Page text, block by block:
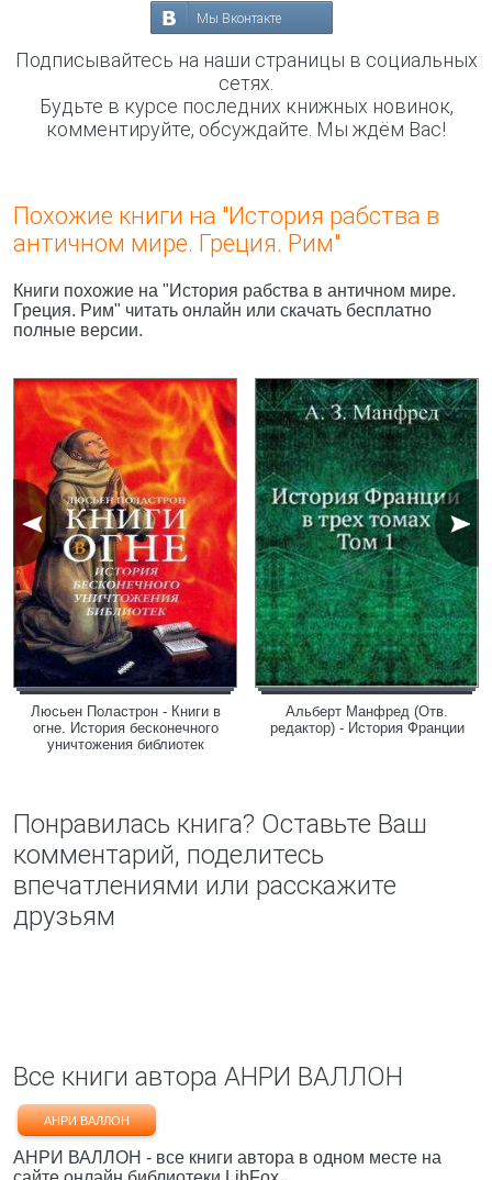
Мы Вконтакте
Подписывайтесь на наши страницы в социальных
сетях.
Будьте в курсе последних книжных новинок,
комментируйте, обсуждайте. Мы ждём Вас!
Похожие книги на "История рабства в
античном мире. Греция. Рим"
Книги похожие на "История рабства в античном мире.
Греция. Рим" читать онлайн или скачать бесплатно
полные версии.
Люсьен Поластрон - Книги в
огне. История бесконечного
уничтожения библиотек
Альберт Манфред (Отв.
редактор) - История Франции
Понравилась книга? Оставьте Ваш
комментарий, поделитесь
впечатлениями или расскажите
друзьям
Все книги автора АНРИ ВАЛЛОН
АНРИ ВАЛЛОН
АНРИ ВАЛЛОН - все книги автора в одном месте на